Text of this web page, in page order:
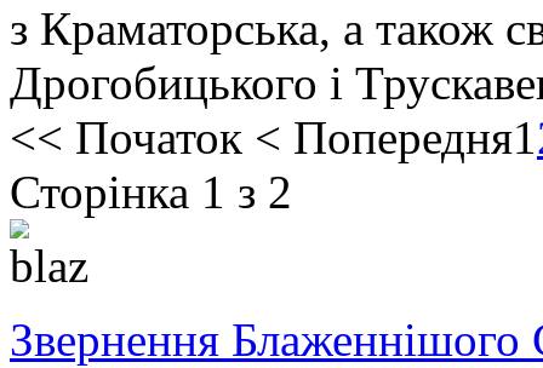
з Краматорська, а також
Дрогобицького і
<< Початок < Попередня1
Сторінка 1 з 2
Звернення Блаженнішого